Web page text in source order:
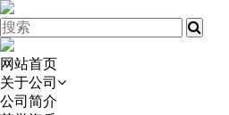
网站首页
关于公司
公司简介